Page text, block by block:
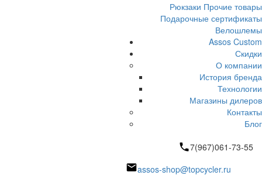
Рюкзаки Прочие товары
Подарочные сертификаты
Велошлемы
Assos Custom
Скидки
О компании
История бренда
Технологии
Магазины дилеров
Контакты
Блог
7(967)061-73-55
assos-shop@topcycler.ru